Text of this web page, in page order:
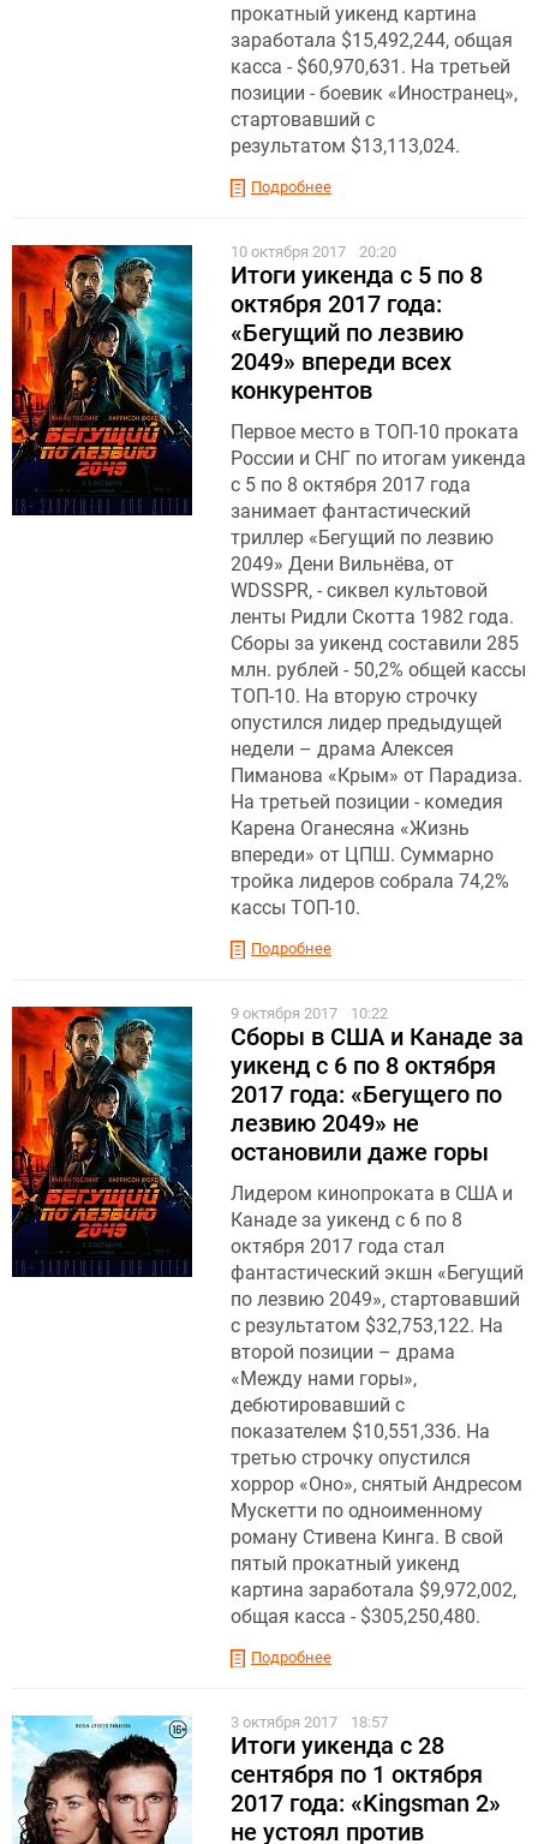
прокатный уикенд картина
заработала $15,492,244, общая
касса - $60,970,631. На третьей
позиции - боевик «Иностранец»,
стартовавший с
результатом $13,113,024.
Подробнее
10 октября 2017 20:20
Итоги уикенда с 5 по 8
октября 2017 года:
«Бегущий по лезвию
2049» впереди всех
конкурентов
Первое место в ТОП-10 проката
России и СНГ по итогам уикенда
с 5 по 8 октября 2017 года
занимает фантастический
триллер «Бегущий по лезвию
2049» Дени Вильнёва, от
WDSSPR, - сиквел культовой
ленты Ридли Скотта 1982 года.
Сборы за уикенд составили 285
млн. рублей - 50,2% общей кассы
ТОП-10. На вторую строчку
опустился лидер предыдущей
недели – драма Алексея
Пиманова «Крым» от Парадиза.
На третьей позиции - комедия
Карена Оганесяна «Жизнь
впереди» от ЦПШ. Суммарно
тройка лидеров собрала 74,2%
кассы ТОП-10.
Подробнее
9 октября 2017 10:22
Сборы в США и Канаде за
уикенд с 6 по 8 октября
2017 года: «Бегущего по
лезвию 2049» не
остановили даже горы
Лидером кинопроката в США и
Канаде за уикенд с 6 по 8
октября 2017 года стал
фантастический экшн «Бегущий
по лезвию 2049», стартовавший
с результатом $32,753,122. На
второй позиции – драма
«Между нами горы»,
дебютировавший с
показателем $10,551,336. На
третью строчку опустился
хоррор «Оно», снятый Андресом
Мускетти по одноименному
роману Стивена Кинга. В свой
пятый прокатный уикенд
картина заработала $9,972,002,
общая касса - $305,250,480.
Подробнее
3 октября 2017 18:57
Итоги уикенда с 28
сентября по 1 октября
2017 года: «Kingsman 2»
не устоял против